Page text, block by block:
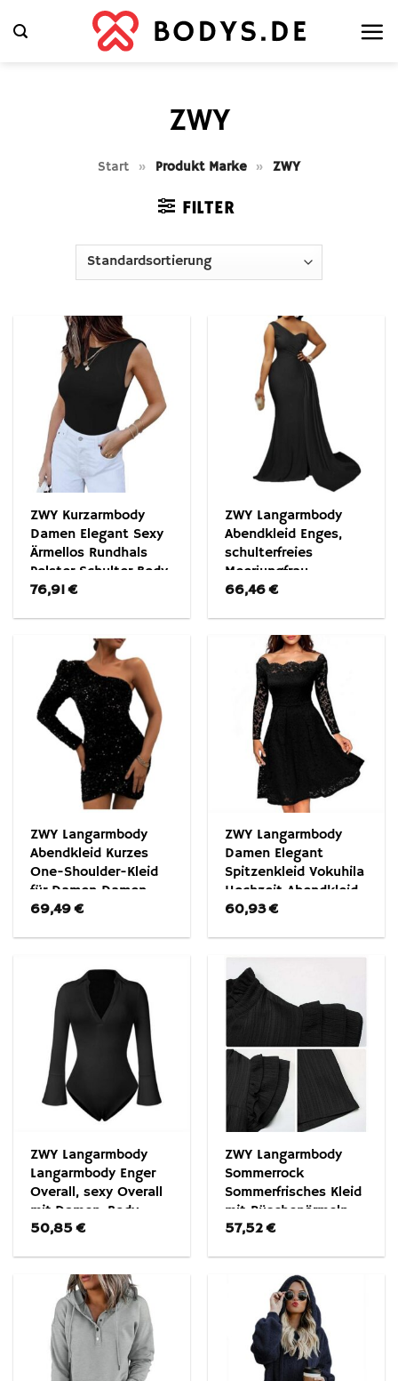
Inhalt
ZWY
Start » Produkt Marke » ZWY
FILTER
ZWY Kurzarmbody
Damen Elegant Sexy
Ärmellos Rundhals
Polster Schulter Body
76,91€
ZWY Langarmbody
Abendkleid Enges,
schulterfreies
Meerjungfrau-
Abendkleid für Damen
66,46€
ZWY Langarmbody
Abendkleid Kurzes
One-Shoulder-Kleid
für Damen Damen-
Bankett-Abendkleid
69,49€
ZWY Langarmbody
Damen Elegant
Spitzenkleid Vokuhila
Hochzeit Abendkleid
Cocktailkleid Sexy
Spitze für Damen
60,93€
ZWY Langarmbody
Langarmbody Enger
Overall, sexy Overall
mit,Damen-Body
50,85€
ZWY Langarmbody
Sommerrock
Sommerfrisches Kleid
mit Rüschenärmeln
57,52€